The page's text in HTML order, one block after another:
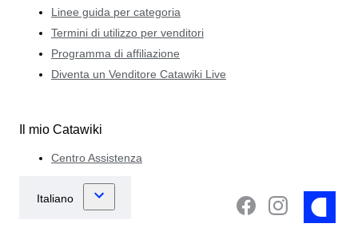
Linee guida per categoria
Termini di utilizzo per venditori
Programma di affiliazione
Diventa un Venditore Catawiki Live
Il mio Catawiki
Centro Assistenza